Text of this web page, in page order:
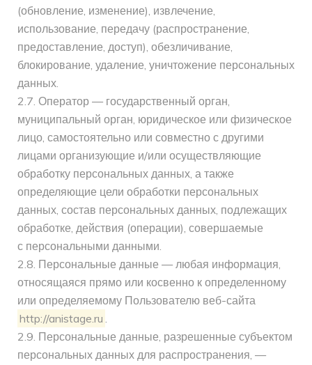
(обновление, изменение), извлечение,
использование, передачу (распространение,
предоставление, доступ), обезличивание,
блокирование, удаление, уничтожение персональных
данных.
2.7. Оператор — государственный орган,
муниципальный орган, юридическое или физическое
лицо, самостоятельно или совместно с другими
лицами организующие и/или осуществляющие
обработку персональных данных, а также
определяющие цели обработки персональных
данных, состав персональных данных, подлежащих
обработке, действия (операции), совершаемые
с персональными данными.
2.8. Персональные данные — любая информация,
относящаяся прямо или косвенно к определенному
или определяемому Пользователю веб-сайта
http://anistage.ru .
2.9. Персональные данные, разрешенные субъектом
персональных данных для распространения, —